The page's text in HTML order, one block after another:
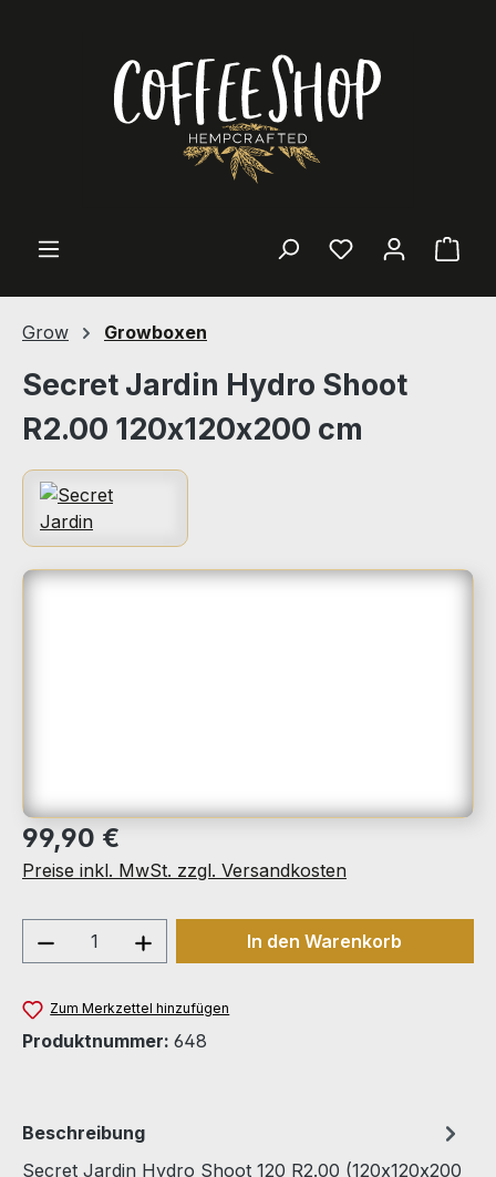
Grow Growboxen
Secret Jardin Hydro Shoot
R2.00 120x120x200 cm
Bildergalerie überspringen
Regulärer Preis:
99,90 €
Preise inkl. MwSt. zzgl. Versandkosten
Produkt Anzahl: Gib denIn den Warenkorb
Zum Merkzettel hinzufügen
Produktnummer: 648
Beschreibung
Secret Jardin Hydro Shoot 120 R2.00 (120x120x200